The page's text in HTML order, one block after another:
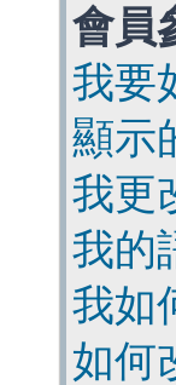
會員
我要
顯示
我更
我的
我如
如何